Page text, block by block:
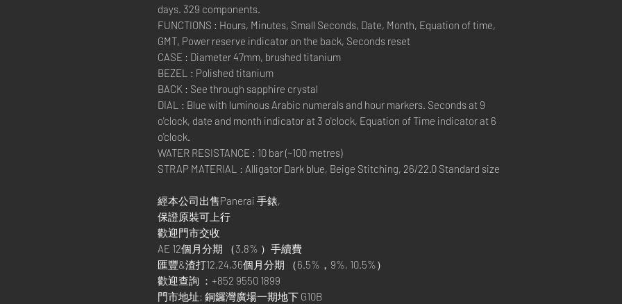
days. 329 components.
FUNCTIONS : Hours, Minutes, Small Seconds, Date, Month, Equation of time,
GMT, Power reserve indicator on the back, Seconds reset
CASE : Diameter 47mm, brushed titanium
BEZEL : Polished titanium
BACK : See through sapphire crystal
DIAL : Blue with luminous Arabic numerals and hour markers. Seconds at 9
o'clock, date and month indicator at 3 o'clock, Equation of Time indicator at 6
o'clock.
WATER RESISTANCE : 10 bar (~100 metres)
STRAP MATERIAL : Alligator Dark blue, Beige Stitching, 26/22.0 Standard size
經本公司出售Panerai 手錶,
保證原裝可上行
歡迎門市交收
AE 12個月分期 （3.8% ）手續費
匯豐&渣打12,24,36個月分期 （6.5%，9%, 10.5%）
歡迎查詢 ：+852 9550 1899
門市地址: 銅鑼灣廣場一期地下 G10B